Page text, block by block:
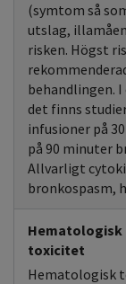
(symtom så
utslag,
risken. Högst
behandlingen.
det finns
infusioner på
på 90 minuter
Allvarligt
bronkospasm,
Hematologisk
toxicitet
Hematologisk